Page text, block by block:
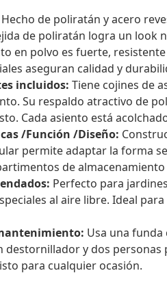
Hecho de poliratán y acero
de poliratán logra un look
en polvo es fuerte,
aseguran calidad y
incluidos: Tiene cojines de
Su respaldo atractivo de
Cada asiento está
/Función /Diseño:
permite adaptar la forma
de
Perfecto para
al aire libre. Ideal
Usa una
destornillador y dos
para cualquier ocasión.